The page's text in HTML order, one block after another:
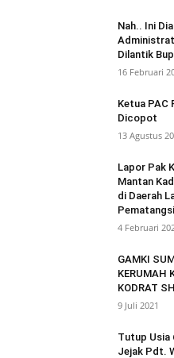
Nah.. Ini
Dilantik
16 Februari
Ketua PAC
Dicopot
13 Agustus
Lapor Pak
Mantan
di Daerah
4 Februari
GAMKI
KERUMAH
KODRAT
9 Juli 2021
Tutup Usia
Jejak Pdt.